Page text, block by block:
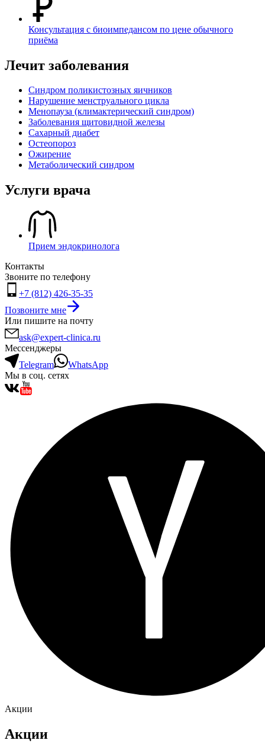
Консультация с биоимпедансом по цене обычного
приёма
Лечит заболевания
Синдром поликистозных яичников
Нарушение менструального цикла
Менопауза (климактерический синдром)
Заболевания щитовидной железы
Сахарный диабет
Остеопороз
Ожирение
Метаболический синдром
Услуги врача
Прием эндокринолога
Контакты
Звоните по телефону
+7 (812) 426-35-35
Позвоните мне
Или пишите на почту
ask@expert-clinica.ru
Мессенджеры
Telegram
WhatsApp
Мы в соц. сетях
Акции
Акции